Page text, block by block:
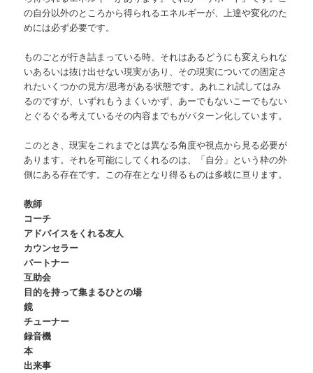
の自分以外のところから得られるエネルギーが、上達や変化のた
めには必ず必要です。
ものごとが行き詰まっている時、それはあるどうにも変えられな
いあるいは抜け出せない現実があり、その現実についての固定さ
れたいくつかの見方/思考がある状態です。あれこれ試してはみ
るのですが、いずれもうまくいかず、あーでもないこーでもない
とぐるぐる考えているその内容までもがパターン化しています。
このとき、現実をこれまでとは異なる角度や視点から見る必要が
あります。それを可能にしてくれるのは、「自分」という枠の外
側にある存在です。この存在となり得るものは多岐に亘ります。
教師
コーチ
アドバイスをくれる友人
カウンセラー
パートナー
互助会
目的を持って集まるひとの場
鏡
チューナー
録音機
本
出来事